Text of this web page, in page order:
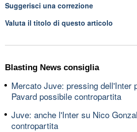
Suggerisci una correzione
Valuta il titolo di questo articolo
Blasting News consiglia
Mercato Juve: pressing dell'Inter
Pavard possibile contropartita
Juve: anche l'Inter su Nico
contropartita